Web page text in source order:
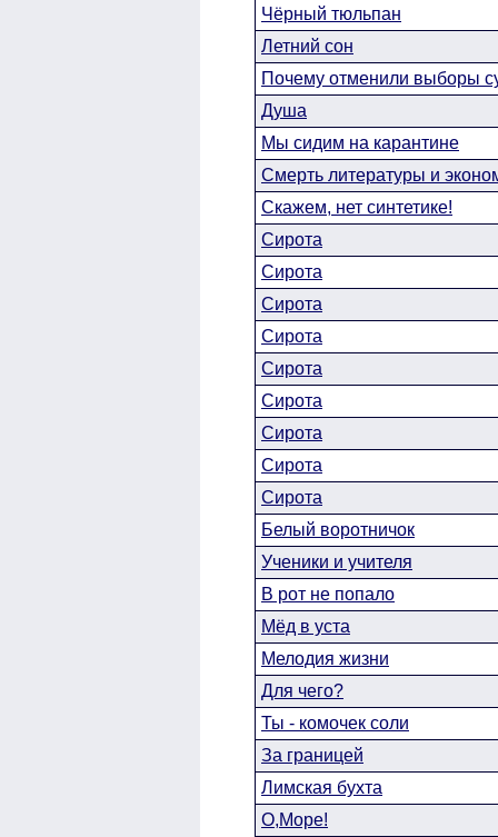
Чёрный тюльпан
Летний сон
Почему отменили выборы
Душа
Мы сидим на карантине
Смерть литературы и
Скажем, нет синтетике!
Сирота
Сирота
Сирота
Сирота
Сирота
Сирота
Сирота
Сирота
Сирота
Белый воротничок
Ученики и учителя
В рот не попало
Мёд в уста
Мелодия жизни
Для чего?
Ты - комочек соли
За границей
Лимская бухта
О,Море!